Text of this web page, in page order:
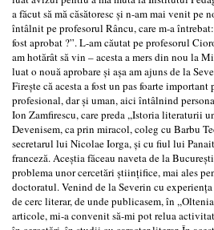
a făcut să mă căsătoresc şi n-am mai venit pe
întâlnit pe profesorul Râncu, care m-a
fost aprobat ?”. L-am căutat pe profesorul
am hotărât să vin – acesta a mers din nou la
luat o nouă aprobare şi aşa am ajuns de la
Fireşte că acesta a fost un pas foarte
profesional, dar şi uman, aici întâlnind
Ion Zamfirescu, care preda ,,Istoria literaturii
Devenisem, ca prin miracol, coleg cu Barbu
secretarul lui Nicolae Iorga, şi cu fiul lui
franceză. Aceştia făceau naveta de la
problema unor cercetări ştiinţifice, mai ales
doctoratul. Venind de la Severin cu
de cerc literar, de unde publicasem, în
articole, mi-a convenit să-mi pot relua